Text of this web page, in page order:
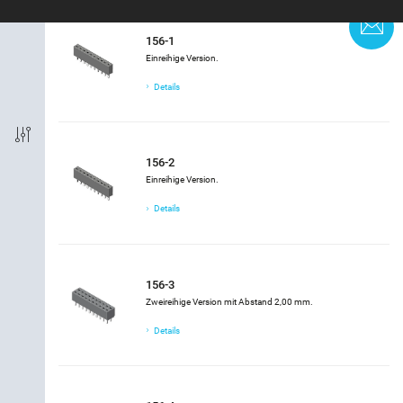
Steckbar mit (von, bis)
Verriegelung
Kontaktausführung
156-1
Einreihige Version.
Details
156-2
Einreihige Version.
Details
156-3
Zweireihige Version mit Abstand 2,00 mm.
Details